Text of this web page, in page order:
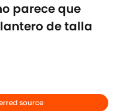
parece que
de talla
source